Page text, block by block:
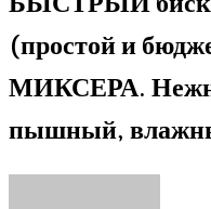
(простой и
МИКСЕРА.
пышный,